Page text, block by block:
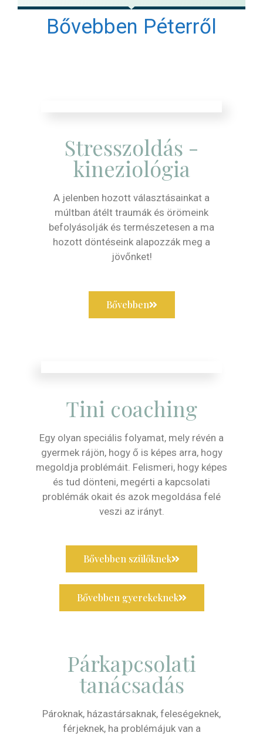
Bővebben Péterről
Stresszoldás -
kineziológia
A jelenben hozott választásainkat a
múltban átélt traumák és örömeink
befolyásolják és természetesen a ma
hozott döntéseink alapozzák meg a
jövőnket!
Bővebben
Tini coaching
Egy olyan speciális folyamat, mely révén a
gyermek rájön, hogy ő is képes arra, hogy
megoldja problémáit. Felismeri, hogy képes
és tud dönteni, megérti a kapcsolati
problémák okait és azok megoldása felé
veszi az irányt.
Bővebben szülőknek
Bővebben gyerekeknek
Párkapcsolati
tanácsadás
Pároknak, házastársaknak, feleségeknek,
férjeknek, ha problémájuk van a